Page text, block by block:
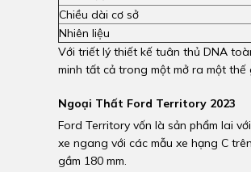
Chiều dài cơ sở
Nhiên liệu
Với triết lý thiết kế tuân thủ DNA
minh tất cả trong một mở ra một
Ngoại Thất Ford Territory 2023
Ford Territory vốn là sản phẩm lai
xe ngang với các mẫu xe hạng C
gầm 180 mm.